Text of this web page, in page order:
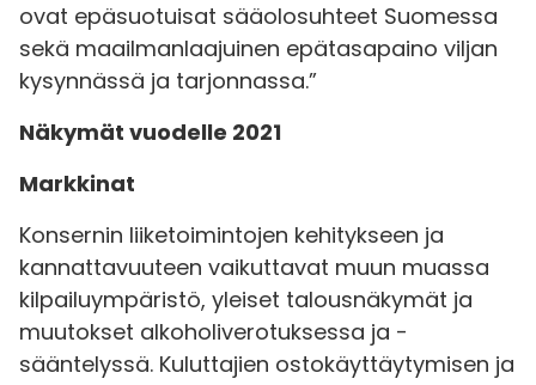
ovat epäsuotuisat sääolosuhteet Suomessa
sekä maailmanlaajuinen epätasapaino viljan
kysynnässä ja tarjonnassa.”
Näkymät vuodelle 2021
Markkinat
Konsernin liiketoimintojen kehitykseen ja
kannattavuuteen vaikuttavat muun muassa
kilpailuympäristö, yleiset talousnäkymät ja
muutokset alkoholiverotuksessa ja -
sääntelyssä. Kuluttajien ostokäyttäytymisen ja